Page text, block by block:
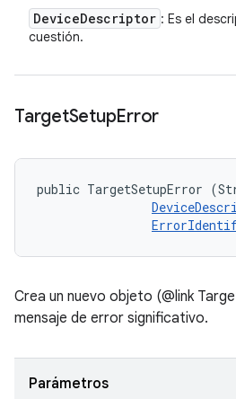
DeviceDescriptor : Es el
cuestión.
TargetSetupError
public TargetSetupError
Crea un nuevo objeto (@link
mensaje de error significativo.
Parámetros